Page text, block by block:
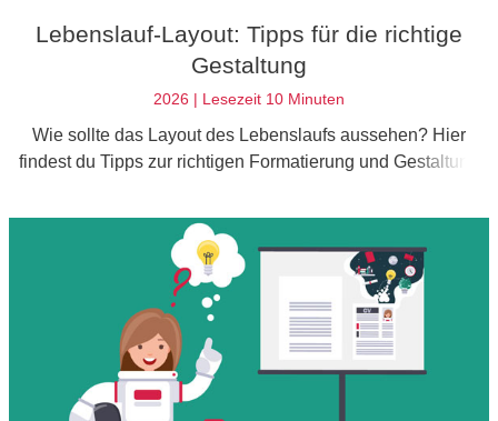
Lebenslauf-Layout: Tipps für die richtige
Gestaltung
2026 | Lesezeit 10 Minuten
Wie sollte das Layout des Lebenslaufs aussehen? Hier
findest du Tipps zur richtigen Formatierung und Gestaltung